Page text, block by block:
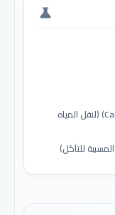
science
أنابيب الفولاذ الكربوني (Carbon Steel Pipes) (لنقل المياه